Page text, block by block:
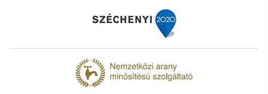
„Annak ellenére, hogy egy nagyvállalatról
beszélünk, barátságos légkör fogadott az
kihívást jelentő projektekbe is bevonnak.”
„Hamar barátságos és összetartó